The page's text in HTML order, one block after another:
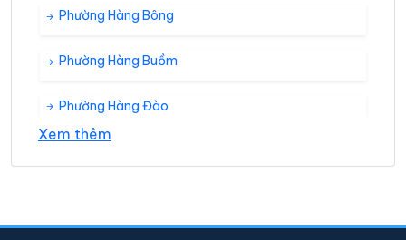
Phường Hàng Bông
Phường Hàng Buồm
Phường Hàng Đào
Xem thêm